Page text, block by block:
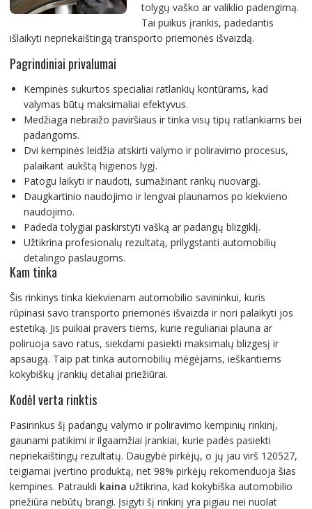
tolygų vaško ar valiklio padengimą.
Tai puikus įrankis, padedantis
išlaikyti nepriekaištingą transporto priemonės išvaizdą.
Pagrindiniai privalumai
Kempinės sukurtos specialiai ratlankių kontūrams, kad
valymas būtų maksimaliai efektyvus.
Medžiaga nebraižo paviršiaus ir tinka visų tipų ratlankiams bei
padangoms.
Dvi kempinės leidžia atskirti valymo ir poliravimo procesus,
palaikant aukštą higienos lygį.
Patogu laikyti ir naudoti, sumažinant rankų nuovargį.
Daugkartinio naudojimo ir lengvai plaunamos po kiekvieno
naudojimo.
Padeda tolygiai paskirstyti vašką ar padangų blizgiklį.
Užtikrina profesionalų rezultatą, prilygstanti automobilių
detalingo paslaugoms.
Kam tinka
Šis rinkinys tinka kiekvienam automobilio savininkui, kuris
rūpinasi savo transporto priemonės išvaizda ir nori palaikyti jos
estetiką. Jis puikiai pravers tiems, kurie reguliariai plauna ar
poliruoja savo ratus, siekdami pasiekti maksimalų blizgesį ir
apsaugą. Taip pat tinka automobilių mėgėjams, ieškantiems
kokybiškų įrankių detaliai priežiūrai.
Kodėl verta rinktis
Pasirinkus šį padangų valymo ir poliravimo kempinių rinkinį,
gaunami patikimi ir ilgaamžiai įrankiai, kurie padės pasiekti
nepriekaištingų rezultatų. Daugybė pirkėjų, o jų jau virš 120527,
teigiamai įvertino produktą, net 98% pirkėjų rekomenduoja šias
kempines. Patraukli kaina užtikrina, kad kokybiška automobilio
priežiūra nebūtų brangi. Įsigyti šį rinkinį yra pigiau nei nuolat